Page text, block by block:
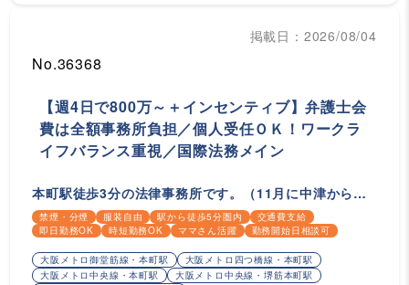
掲載日：2026/08/04
No.36368
【週4日で800万～＋インセンティブ】弁護士会
費は全額事務所負担／個人受任ＯＫ！ワークラ
イフバランス重視／国際法務メイン
本町駅徒歩3分の法律事務所です。（11月に中津から本
町に移転予定）
禁煙・分煙 服装自由 駅から徒歩5分圏内
交通費支給
即日勤務OK
時短勤務OK ママさん活躍 勤務開始日相談可
大阪メトロ御堂筋線・本町駅
大阪メトロ四つ橋線・本町駅
大阪メトロ中央線・本町駅
大阪メトロ中央線・堺筋本町駅